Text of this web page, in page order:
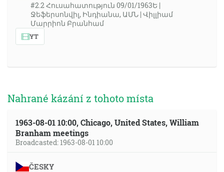
#2.2 Հուսահատություն 09/01/1963Ե |
Ջեֆերսոնվիլ, Ինդիանա, ԱՄՆ | Վիլլիամ
Մարրիոն Բրանհամ
YT
Nahrané kázání z tohoto místa
1963-08-01 10:00, Chicago, United States, William
Branham meetings
Broadcasted: 1963-08-01 10:00
ČESKY